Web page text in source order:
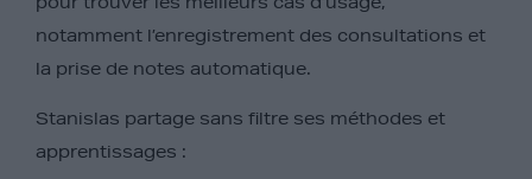
notamment l’enregistrement des consultations et
la prise de notes automatique.
Stanislas partage sans filtre ses méthodes et
apprentissages :